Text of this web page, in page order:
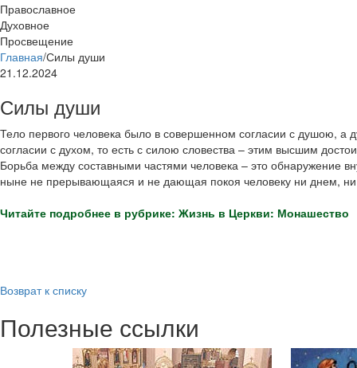
Православное
Духовное
Просвещение
Главная/Силы души
21.12.2024
Силы души
Тело первого человека было в совершенном согласии с душою, а
согласии с духом, то есть с силою словества – этим высшим
Борьба между составными частями человека – это обнаружение
ныне не прерывающаяся и не дающая покоя человеку ни днем,
Читайте подробнее в рубрике: Жизнь в Церкви: Монашество
Возврат к списку
Полезные ссылки